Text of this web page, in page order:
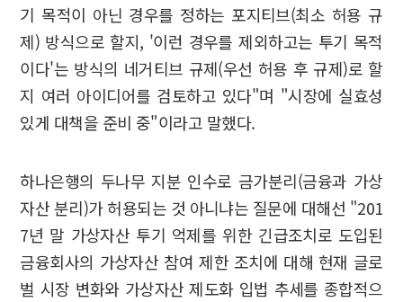
기 목적이 아닌 경우를 정하는 포지티브(최소 허용 규
제) 방식으로 할지, '이런 경우를 제외하고는 투기 목적
이다'는 방식의 네거티브 규제(우선 허용 후 규제)로 할
지 여러 아이디어를 검토하고 있다"며 "시장에 실효성
있게 대책을 준비 중"이라고 말했다.
하나은행의 두나무 지분 인수로 금가분리(금융과 가상
자산 분리)가 허용되는 것 아니냐는 질문에 대해선 "201
7년 말 가상자산 투기 억제를 위한 긴급조치로 도입된
금융회사의 가상자산 참여 제한 조치에 대해 현재 글로
벌 시장 변화와 가상자산 제도화 입법 추세를 종합적으